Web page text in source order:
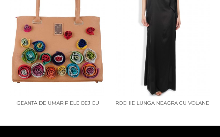
GEANTA DE UMAR PIELE BEJ CU
ROCHIE LUNGA NEAGRA CU VOLANE